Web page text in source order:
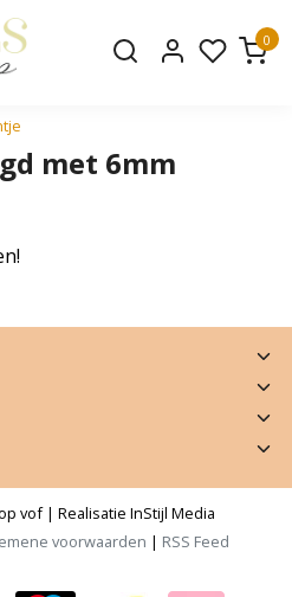
0
met 6mm
vof | Realisatie InStijl Media
voorwaarden | RSS Feed